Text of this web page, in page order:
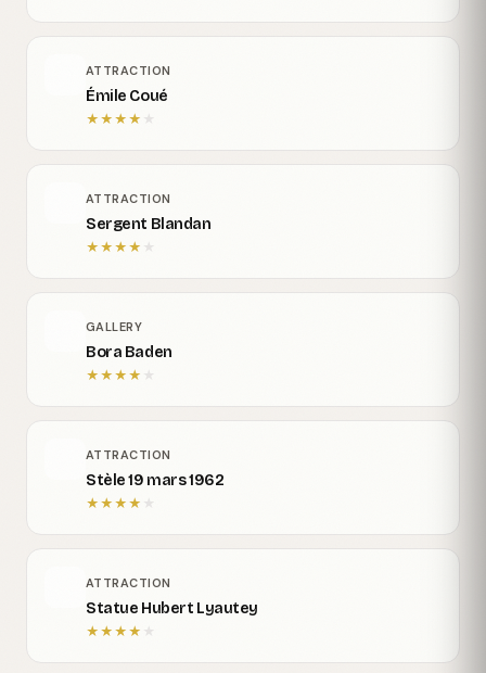
ATTRACTION
Émile Coué
★★★★ ★
ATTRACTION
Sergent Blandan
★★★★ ★
GALLERY
Bora Baden
★★★★ ★
ATTRACTION
Stèle 19 mars 1962
★★★★ ★
ATTRACTION
Statue Hubert Lyautey
★★★★ ★